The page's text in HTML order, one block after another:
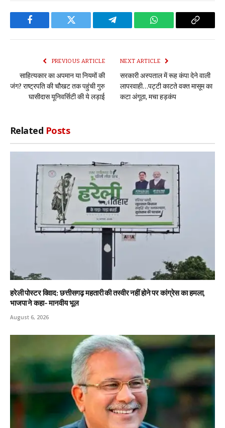
Facebook Twitter Telegram WhatsApp Copy
PREVIOUS ARTICLE
साहित्यकार का अपमान या नियमों की
जंग? राष्ट्रपति की चौखट तक पहुंची गुरु
घासीदास यूनिवर्सिटी की ये लड़ाई
NEXT ARTICLE
सरकारी अस्पताल में रूह कंपा देने वाली
लापरवाही…पट्टी काटते वक्त मासूम का
कटा अंगूठा, मचा हड़कंप
Related Posts
हरेली पोस्टर विवाद: छत्तीसगढ़ महतारी की तस्वीर नहीं होने पर कांग्रेस का हमला,
भाजपा ने कहा- मानवीय भूल
August 6, 2026